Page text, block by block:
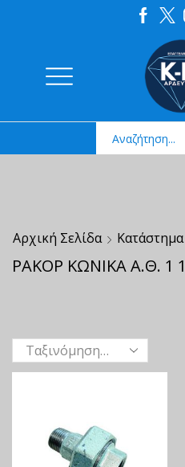
Αρχική Σελίδα Κατάστημα
ΡΑΚΟΡ ΚΩΝΙΚΑ Α.Θ. 1